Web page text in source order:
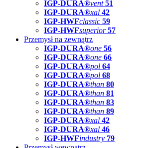
IGP-DURA®vent 51
IGP-DURA®xal 42
IGP-HWFclassic 59
IGP-HWFsuperior 57
Przemysł na zewnątrz
IGP-DURA®one 56
IGP-DURA®one 66
IGP-DURA®pol 64
IGP-DURA®pol 68
IGP-DURA®than 80
IGP-DURA®than 81
IGP-DURA®than 83
IGP-DURA®than 89
IGP-DURA®xal 42
IGP-DURA®xal 46
IGP-HWFindustry 79